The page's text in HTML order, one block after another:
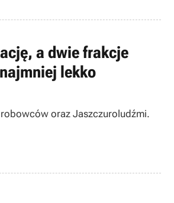
a dwie frakcje
lekko
oraz Jaszczuroludźmi.